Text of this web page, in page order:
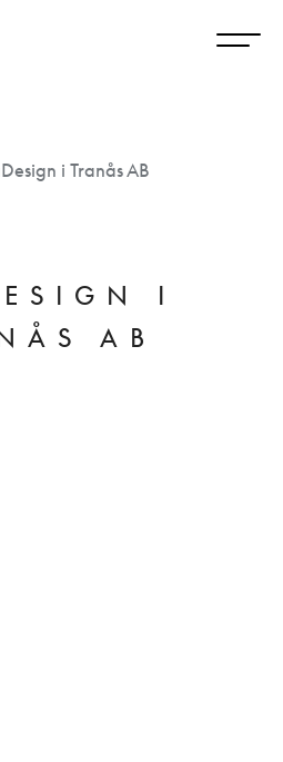
i Tranås AB
I
AB